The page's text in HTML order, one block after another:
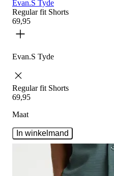
Evan.S Tyde
Regular fit Shorts
69,95
Evan.S Tyde
Regular fit Shorts
69,95
Maat
In winkelmand